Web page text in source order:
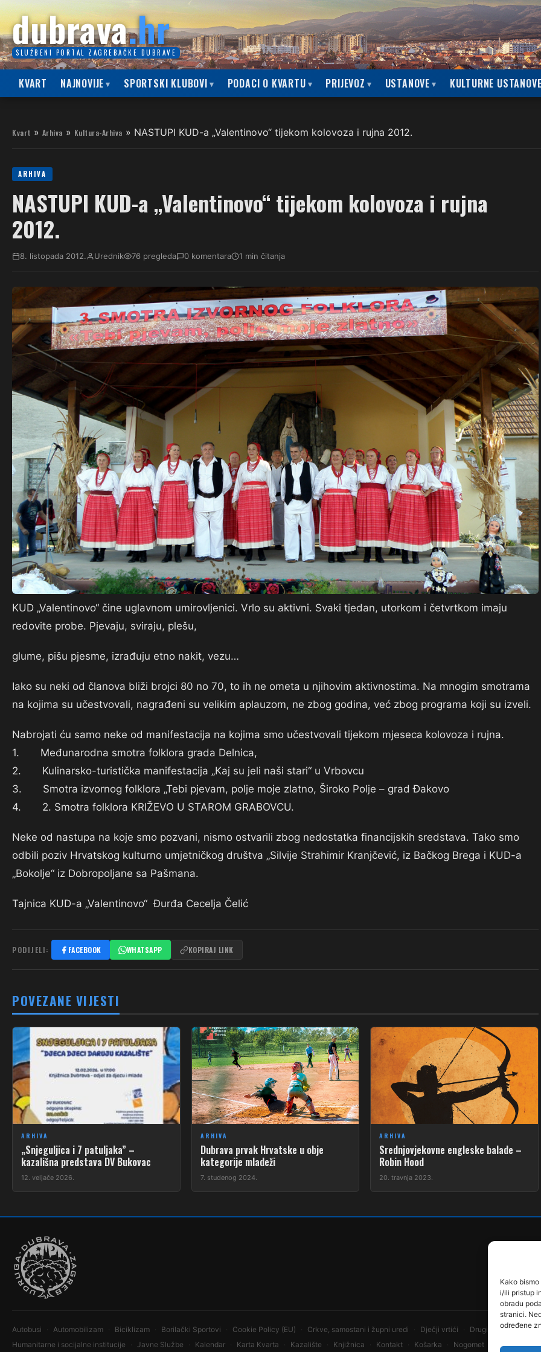
Kako
i/ili pristup
obradu
stranici.
određene
dubrava.hr
SLUŽBENI PORTAL ZAGREBAČKE DUBRAVE
KVART NAJNOVIJE SPORTSKI KLUBOVI PODACI O KVARTU PRIJEVOZ USTANOVE KULTURNE USTANOVE
Kvart » Arhiva » Kultura-Arhiva » NASTUPI KUD-a „Valentinovo“ tijekom kolovoza i rujna 2012.
ARHIVA
NASTUPI KUD-a „Valentinovo“ tijekom kolovoza i rujna
2012.
8. listopada 2012. Urednik 76 pregleda 0 komentara 1 min čitanja
KUD „Valentinovo“ čine uglavnom umirovljenici. Vrlo su aktivni. Svaki tjedan, utorkom i četvrtkom imaju
redovite probe. Pjevaju, sviraju, plešu,
glume, pišu pjesme, izrađuju etno nakit, vezu…
Iako su neki od članova bliži brojci 80 no 70, to ih ne ometa u njihovim aktivnostima. Na mnogim smotrama
na kojima su učestvovali, nagrađeni su velikim aplauzom, ne zbog godina, već zbog programa koji su izveli.
Nabrojati ću samo neke od manifestacija na kojima smo učestvovali tijekom mjeseca kolovoza i rujna.
1. Međunarodna smotra folklora grada Delnica,
2. Kulinarsko-turistička manifestacija „Kaj su jeli naši stari“ u Vrbovcu
3. Smotra izvornog folklora „Tebi pjevam, polje moje zlatno, Široko Polje – grad Đakovo
4. 2. Smotra folklora KRIŽEVO U STAROM GRABOVCU.
Neke od nastupa na koje smo pozvani, nismo ostvarili zbog nedostatka financijskih sredstava. Tako smo
odbili poziv Hrvatskog kulturno umjetničkog društva „Silvije Strahimir Kranjčević, iz Bačkog Brega i KUD-a
„Bokolje“ iz Dobropoljane sa Pašmana.
Tajnica KUD-a „Valentinovo“ Đurđa Cecelja Čelić
PODIJELI: FACEBOOK WHATSAPP KOPIRAJ LINK
POVEZANE VIJESTI
ARHIVA
„Snjeguljica i 7 patuljaka” –
kazališna predstava DV Bukovac
12. veljače 2026.
ARHIVA
Dubrava prvak Hrvatske u obje
kategorije mladeži
7. studenog 2024.
ARHIVA
Srednjovjekovne engleske balade –
Robin Hood
20. travnja 2023.
Autobusi Automobilizam Biciklizam Borilački Sportovi Cookie Policy (EU) Crkve, samostani i župni uredi Dječji vrtići Drugi sportovi
Humanitarne i socijalne institucije
Javne Službe Kalendar Karta Kvarta Kazalište Knjižnica Kontakt Košarka Nogomet Osnovne